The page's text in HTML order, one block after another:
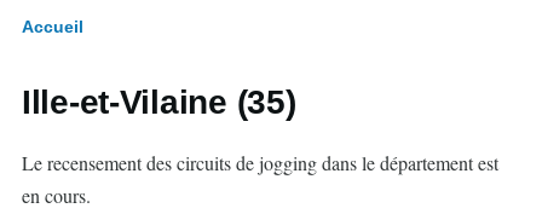
d'Ariane
Accueil
Ille-et-Vilaine (35)
Le recensement des circuits de jogging dans le département est
en cours.